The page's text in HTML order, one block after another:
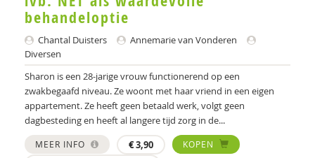
behandeloptie
Chantal Duisters
Annemarie van Vonderen
Diversen
Sharon is een 28-jarige vrouw functionerend op een
zwakbegaafd niveau. Ze woont met haar vriend in een eigen
appartement. Ze heeft geen betaald werk, volgt geen
dagbesteding en heeft al langere tijd zorg in de...
MEER INFO €3,90
KOPEN